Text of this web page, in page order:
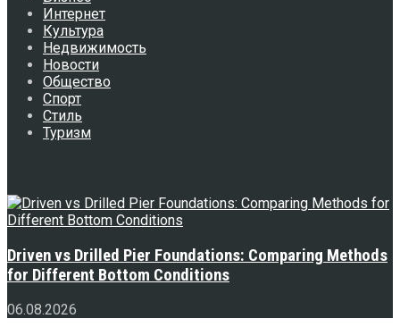
Интернет
Культура
Недвижимость
Новости
Общество
Спорт
Стиль
Туризм
Driven vs Drilled Pier Foundations: Comparing Methods
for Different Bottom Conditions
06.08.2026